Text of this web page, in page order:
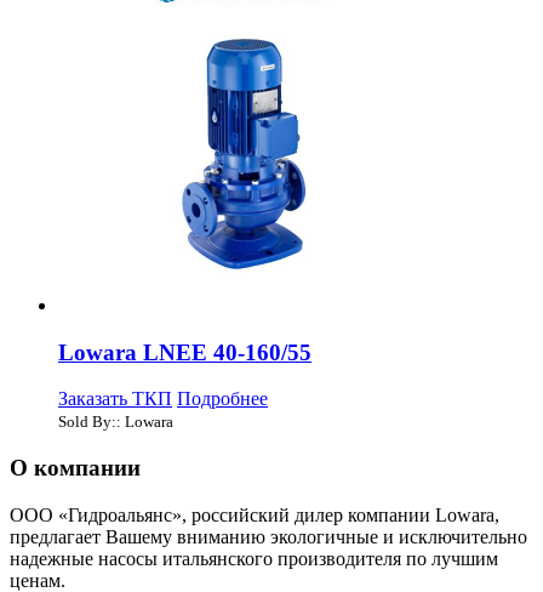
Lowara LNEE 40-160/55
Заказать ТКП Подробнее
Sold By:: Lowara
О компании
ООО «Гидроальянс», российский дилер компании Lowara,
предлагает Вашему вниманию экологичные и исключительно
надежные насосы итальянского производителя по лучшим
ценам.